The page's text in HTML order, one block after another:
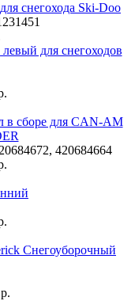
снегохода Ski-Doo
для снегоходов
в сборе для CAN-AM
420684664
Снегоуборочный